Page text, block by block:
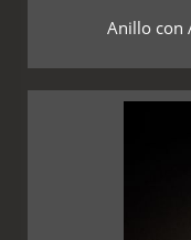
Anillo con